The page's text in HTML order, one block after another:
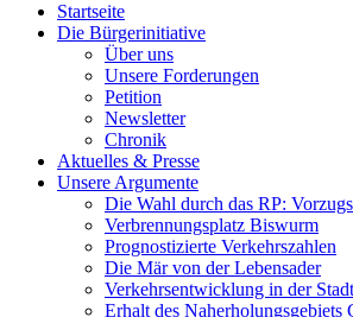
Zusammenschluss von Bürgerinnen und
Schwenningen, der sich klar gegen den Bau
dem Weiterbau der B523, positioniert.
Startseite
Die Bürgerinitiative
Über uns
Unsere Forderungen
Petition
Newsletter
Chronik
Aktuelles & Presse
Unsere Argumente
Die Wahl durch das RP:
Verbrennungsplatz Biswurm
Prognostizierte Verkehrszahlen
Die Mär von der Lebensader
Verkehrsentwicklung in der
Erhalt des Naherholungsgebiets